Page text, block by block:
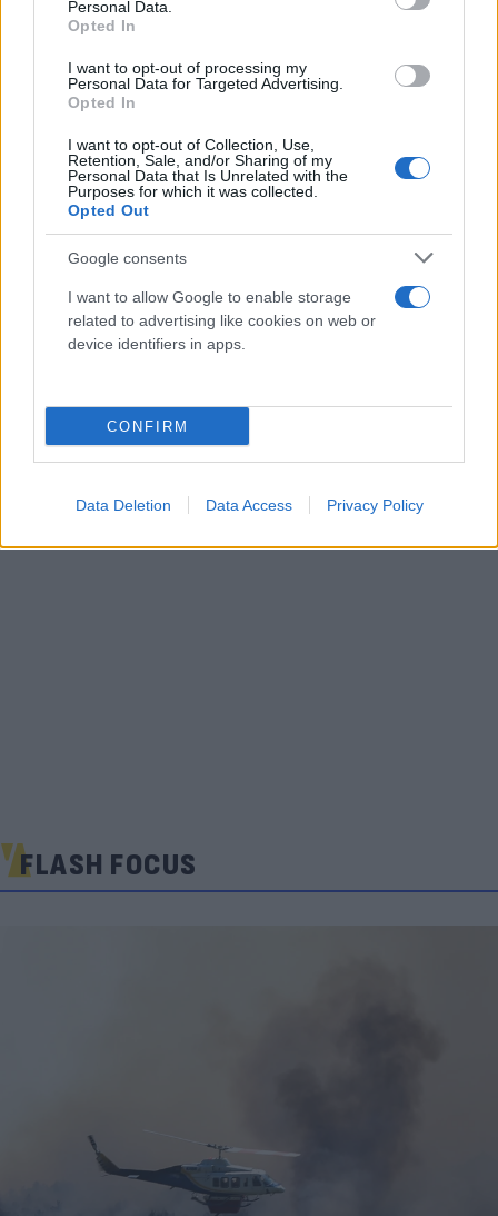
Personal Data.
Opted In
I want to opt-out of processing my
Personal Data for Targeted Advertising.
Opted In
I want to opt-out of Collection, Use,
Retention, Sale, and/or Sharing of my
Personal Data that Is Unrelated with the
Purposes for which it was collected.
Opted Out
Google consents
I want to allow Google to enable storage
related to advertising like cookies on web or
device identifiers in apps.
CONFIRM
Data Deletion Data Access Privacy Policy
08.08.2026 ΧΡΙΣΤΌΔΟΥΛΟΣ ΣΚΟΎΝΤΑΣ
FLASH FOCUS